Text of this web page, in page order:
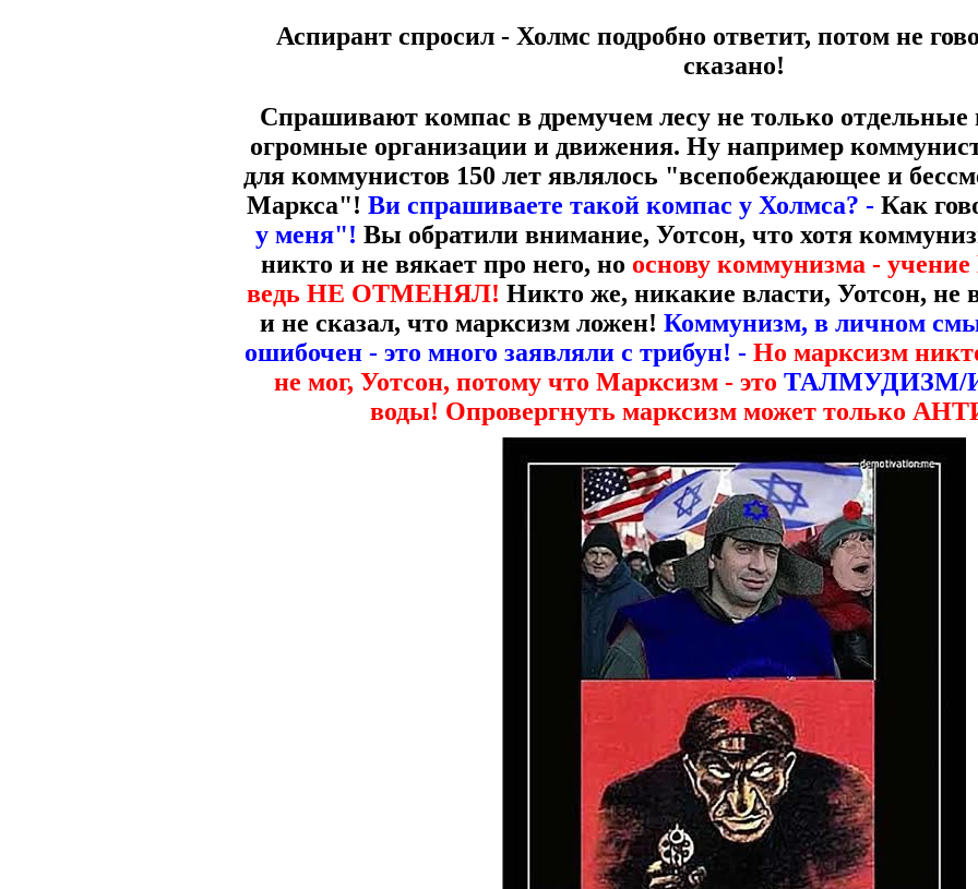
Аспирант спросил - Холмс подробно ответит, потом не
сказано!
Спрашивают компас в дремучем лесу не только
огромные организации и движения. Ну например
для коммунистов 150 лет являлось "всепобеждающее и
Маркса"! Ви спрашиваете такой компас у Холмса? - Как
у меня"! Вы обратили внимание, Уотсон, что хотя
никто и не вякает про него, но основу коммунизма -
ведь НЕ ОТМЕНЯЛ! Никто же, никакие власти, Уотсон, не
и не сказал, что марксизм ложен! Коммунизм, в личном
ошибочен - это много заявляли с трибун! - Но марксизм
не мог, Уотсон, потому что Марксизм - это ТАЛМУДИЗМ/
воды! Опровергнуть марксизм может только